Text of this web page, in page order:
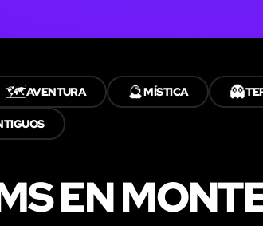
🗺️AVENTURA 🔮MÍSTICA 👻
EN